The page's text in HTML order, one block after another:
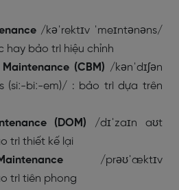
/kəˈrektɪv ˈmeɪntənəns/
hay bảo trì hiệu chỉnh
(CBM) /kənˈdɪʃən
(siː-biː-em)/ : bảo trì dựa trên
(DOM) /dɪˈzaɪn aʊt
trì thiết kế lại
/prəʊˈæktɪv
trì tiên phong